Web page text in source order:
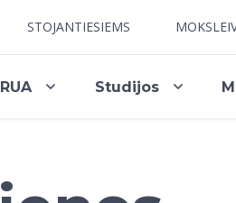
STOJANTIESIEMS
Studijos